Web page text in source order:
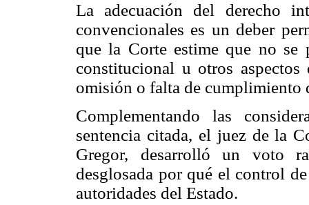
La adecuación del derecho
convencionales es un deber
que la Corte estime que no se
constitucional u otros
omisión o falta de
Complementando las
sentencia citada, el juez de la
Gregor, desarrolló un voto
desglosada por qué el control
autoridades del Estado.